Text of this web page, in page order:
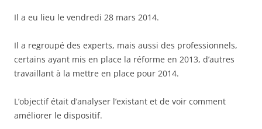
Il a eu lieu le vendredi 28 mars 2014.
Il a regroupé des experts, mais aussi des professionnels,
certains ayant mis en place la réforme en 2013, d’autres
travaillant à la mettre en place pour 2014.
L’objectif était d’analyser l’existant et de voir comment
améliorer le dispositif.